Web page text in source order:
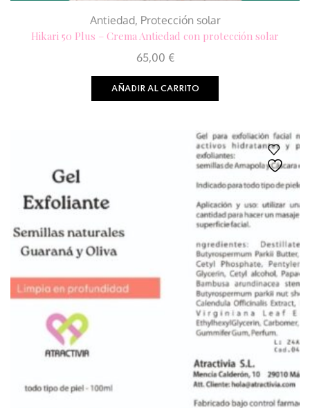
Antiedad, Protección solar
Hikari 50 Plus – Crema Antiedad con protección solar
65,00 €
AÑADIR AL CARRITO